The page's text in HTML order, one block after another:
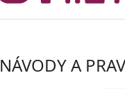
NÁVODY A